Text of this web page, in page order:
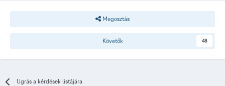
Megosztás
Követők 48
Ugrás a kérdések listájára